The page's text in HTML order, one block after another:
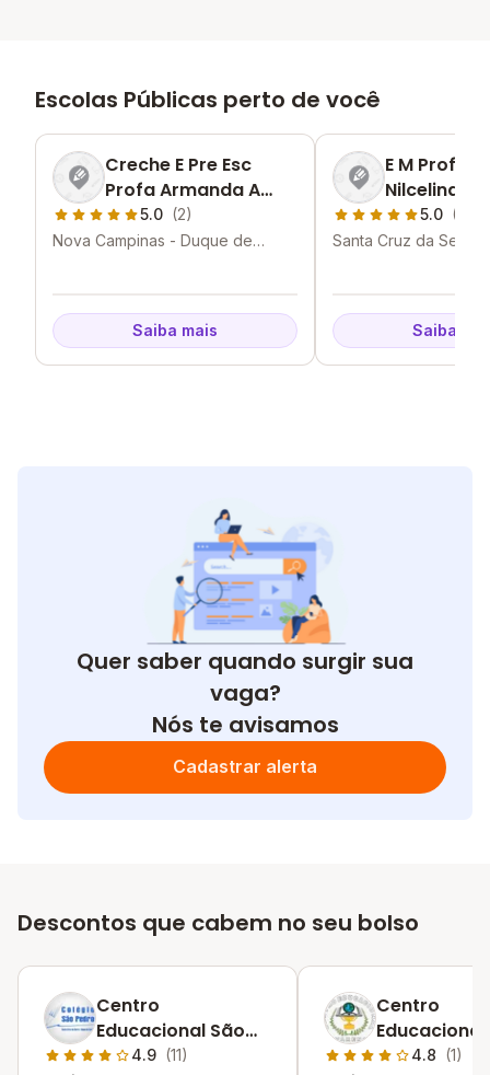
Escolas Públicas perto de você
Creche E Pre Esc
Profa Armanda A
Alberto
5.0 (2)
Nova Campinas - Duque de
Saiba mais
E M
Nilcelina
Ferreira
5.0 (2)
Santa Cruz da Serra
Saiba
Quer saber quando surgir sua
vaga?
Nós te avisamos
Cadastrar alerta
Descontos que cabem no seu bolso
Centro
Educacional São
Pedro
4.9 (11)
Centro
Educacional
Alvarenga
4.8 (1)